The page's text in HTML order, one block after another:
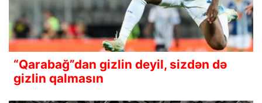
“Qarabağ”dan gizlin deyil, sizdən də
gizlin qalmasın